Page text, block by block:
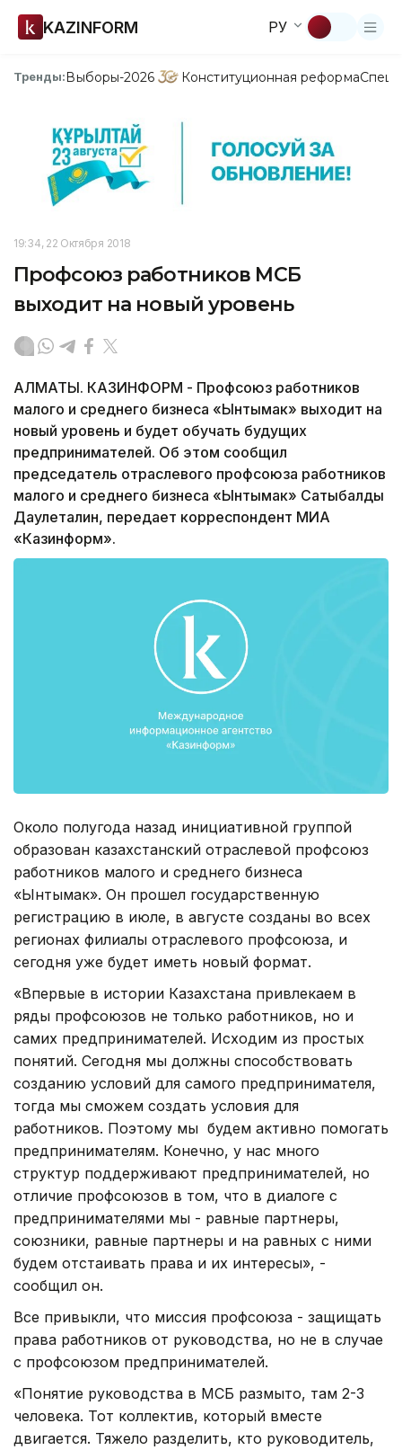
KAZINFORM РУ
Тренды:Выборы-2026 Конституционная реформа
19:34, 22 Октября 2018
Профсоюз работников МСБ
выходит на новый уровень
АЛМАТЫ. КАЗИНФОРМ - Профсоюз работников
малого и среднего бизнеса «Ынтымак» выходит на
новый уровень и будет обучать будущих
предпринимателей. Об этом сообщил
председатель отраслевого профсоюза работников
малого и среднего бизнеса «Ынтымак» Сатыбалды
Даулеталин, передает корреспондент МИА
«Казинформ».
Около полугода назад инициативной группой
образован казахстанский отраслевой профсоюз
работников малого и среднего бизнеса
«Ынтымак». Он прошел государственную
регистрацию в июле, в августе созданы во всех
регионах филиалы отраслевого профсоюза, и
сегодня уже будет иметь новый формат.
«Впервые в истории Казахстана привлекаем в
ряды профсоюзов не только работников, но и
самих предпринимателей. Исходим из простых
понятий. Сегодня мы должны способствовать
созданию условий для самого предпринимателя,
тогда мы сможем создать условия для
работников. Поэтому мы будем активно помогать
предпринимателям. Конечно, у нас много
структур поддерживают предпринимателей, но
отличие профсоюзов в том, что в диалоге с
предпринимателями мы - равные партнеры,
союзники, равные партнеры и на равных с ними
будем отстаивать права и их интересы», -
сообщил он.
Все привыкли, что миссия профсоюза - защищать
права работников от руководства, но не в случае
с профсоюзом предпринимателей.
«Понятие руководства в МСБ размыто, там 2-3
человека. Тот коллектив, который вместе
двигается. Тяжело разделить, кто руководитель,